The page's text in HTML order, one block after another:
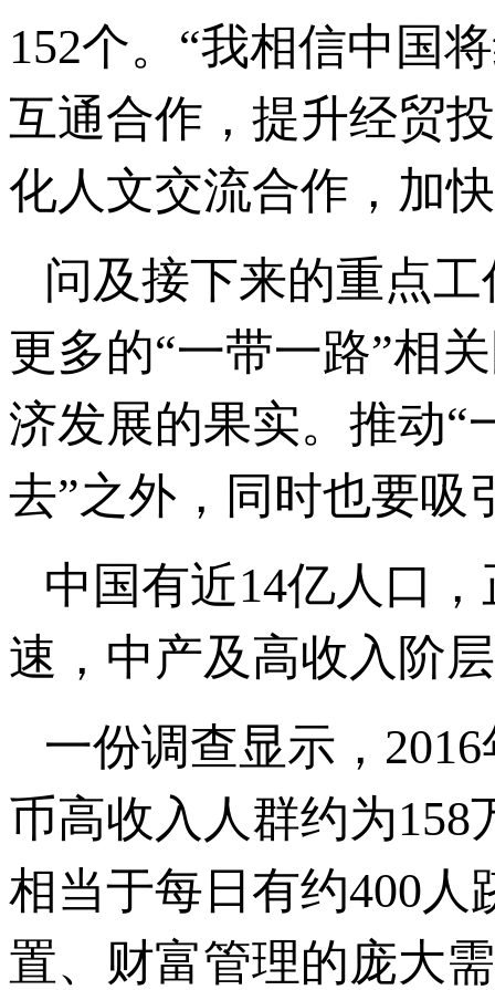
152个。“我相信中国
互通合作，提升经贸
化人文交流合作，加
问及接下来的重点
更多的“一带一路”相
济发展的果实。推动“
去”之外，同时也要吸
中国有近14亿人口
速，中产及高收入阶
一份调查显示，
币高收入人群约为158
相当于每日有约400
置、财富管理的庞大